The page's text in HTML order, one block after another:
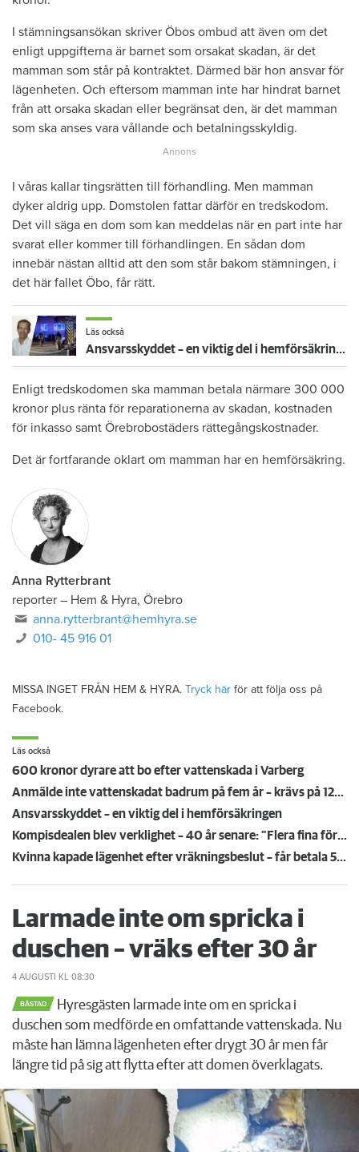
I stämningsansökan skriver Öbos ombud att även om det
enligt uppgifterna är barnet som orsakat skadan, är det
mamman som står på kontraktet. Därmed bär hon ansvar för
lägenheten. Och eftersom mamman inte har hindrat barnet
från att orsaka skadan eller begränsat den, är det mamman
som ska anses vara vållande och betalningsskyldig.
I våras kallar tingsrätten till förhandling. Men mamman
dyker aldrig upp. Domstolen fattar därför en tredskodom.
Det vill säga en dom som kan meddelas när en part inte har
svarat eller kommer till förhandlingen. En sådan dom
innebär nästan alltid att den som står bakom stämningen, i
det här fallet Öbo, får rätt.
Läs också
Ansvarsskyddet – en viktig del i hemförsäkringen
Enligt tredskodomen ska mamman betala närmare 300 000
kronor plus ränta för reparationerna av skadan, kostnaden
för inkasso samt Örebrobostäders rättegångskostnader.
Det är fortfarande oklart om mamman har en hemförsäkring.
Anna Rytterbrant
reporter – Hem & Hyra, Örebro
anna.rytterbrant@hemhyra.se
010- 45 916 01
MISSA INGET FRÅN HEM & HYRA. Tryck här för att följa oss på
Facebook.
Läs också
600 kronor dyrare att bo efter vattenskada i Varberg
Anmälde inte vattenskadat badrum på fem år – krävs på 125 000 kronor
Ansvarsskyddet – en viktig del i hemförsäkringen
Kompisdealen blev verklighet – 40 år senare: "Flera fina fördelar med att dela bostad"
Kvinna kapade lägenhet efter vräkningsbeslut – får betala 50 000
Larmade inte om spricka i
duschen – vräks efter 30 år
4 AUGUSTI KL 08:30
BÅSTAD
Hyresgästen larmade inte om en spricka i
duschen som medförde en omfattande vattenskada. Nu
måste han lämna lägenheten efter drygt 30 år men får
längre tid på sig att flytta efter att domen överklagats.